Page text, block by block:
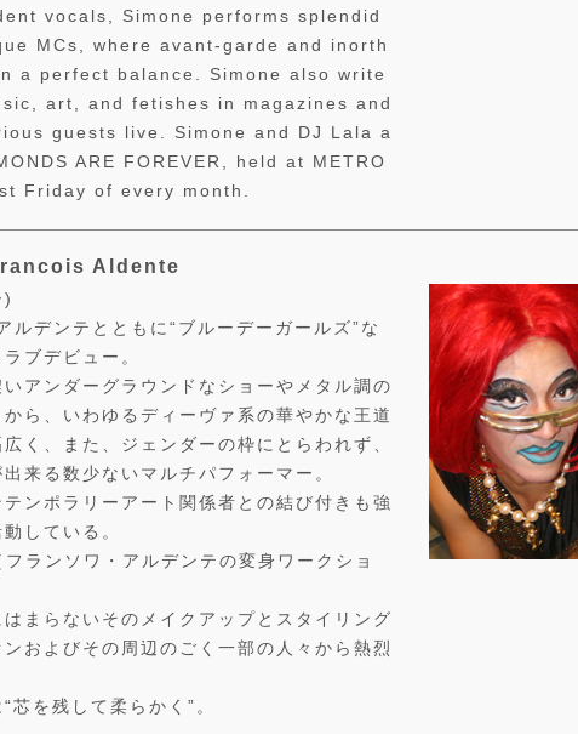
vocals, Simone performs splendid
MCs, where avant-garde and inorth
a perfect balance. Simone also write
art, and fetishes in magazines and
guests live. Simone and DJ Lala a
ARE FOREVER, held at METRO
Friday of every month.
Aldente
)
デンテとともに“ブルーデーガールズ”な
ブデビュー。
アンダーグラウンドなショーやメタル調の
ら、いわゆるディーヴァ系の華やかな王道
く、また、ジェンダーの枠にとらわれず、
来る数少ないマルチパフォーマー。
ンポラリーアート関係者との結び付きも強
している。
ランソワ・アルデンテの変身ワークショ
まらないそのメイクアップとスタイリング
およびその周辺のごく一部の人々から熱烈
を残して柔らかく”。